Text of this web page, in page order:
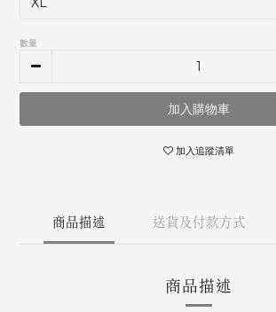
數量
加入購物車
加入追蹤清單
商品描述 送貨及付款方式
商品描述